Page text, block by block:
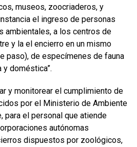
museos, zoocriaderos, y
el ingreso de personas
ambientales, a los centros de
y la el encierro en un mismo
paso), de especímenes de fauna
doméstica”.
y monitorear el cumplimiento de
por el Ministerio de Ambiente
para el personal que atiende
autónomas
dispuestos por zoológicos,